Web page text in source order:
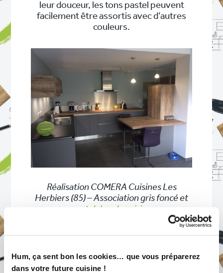
Hum, ça sent bon les cookies… que vous préparerez
dans votre future cuisine !
leur douceur, les tons pastel peuvent
facilement être assortis avec d’autres
couleurs.
Réalisation COMERA Cuisines Les
Herbiers (85) – Association gris foncé et
pastel dans la cuisine
En voici quelques-unes :
Le blanc